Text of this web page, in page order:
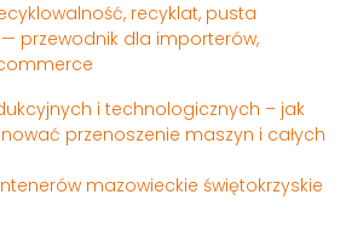
recyklat, pusta
przewodnik dla importerów,
i technologicznych – jak
przenoszenie maszyn i całych